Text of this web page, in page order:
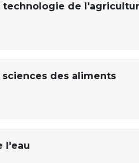
technologie de
des aliments
l'eau